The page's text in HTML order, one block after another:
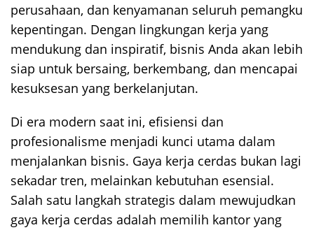
perusahaan, dan kenyamanan seluruh pemangku
kepentingan. Dengan lingkungan kerja yang
mendukung dan inspiratif, bisnis Anda akan lebih
siap untuk bersaing, berkembang, dan mencapai
kesuksesan yang berkelanjutan.
Di era modern saat ini, efisiensi dan
profesionalisme menjadi kunci utama dalam
menjalankan bisnis. Gaya kerja cerdas bukan lagi
sekadar tren, melainkan kebutuhan esensial.
Salah satu langkah strategis dalam mewujudkan
gaya kerja cerdas adalah memilih kantor yang